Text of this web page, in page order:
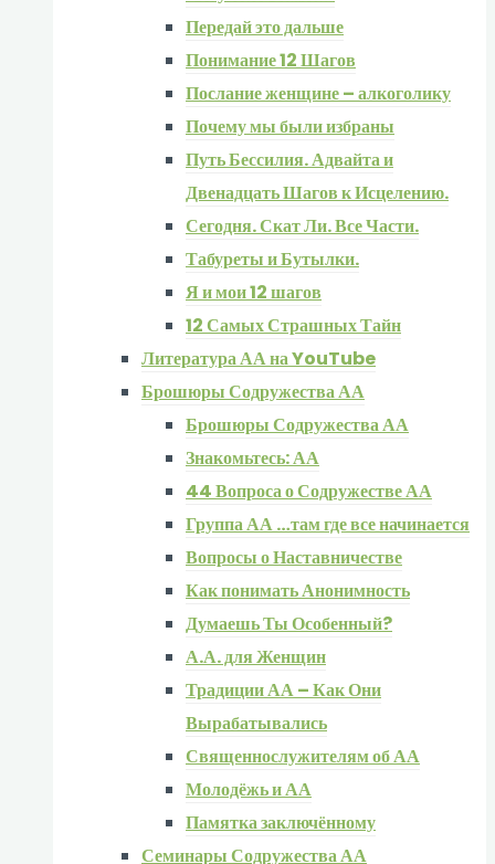
Передай это дальше
Понимание 12 Шагов
Послание женщине – алкоголику
Почему мы были избраны
Путь Бессилия. Адвайта и
Двенадцать Шагов к Исцелению.
Сегодня. Скат Ли. Все Части.
Табуреты и Бутылки.
Я и мои 12 шагов
12 Самых Страшных Тайн
Литература АА на YouTube
Брошюры Содружества АА
Брошюры Содружества АА
Знакомьтесь: АА
44 Вопроса о Содружестве АА
Группа АА …там где все начинается
Вопросы о Наставничестве
Как понимать Анонимность
Думаешь Ты Особенный?
А.А. для Женщин
Традиции АА – Как Они
Вырабатывались
Священнослужителям об АА
Молодёжь и АА
Памятка заключённому
Семинары Содружества АА